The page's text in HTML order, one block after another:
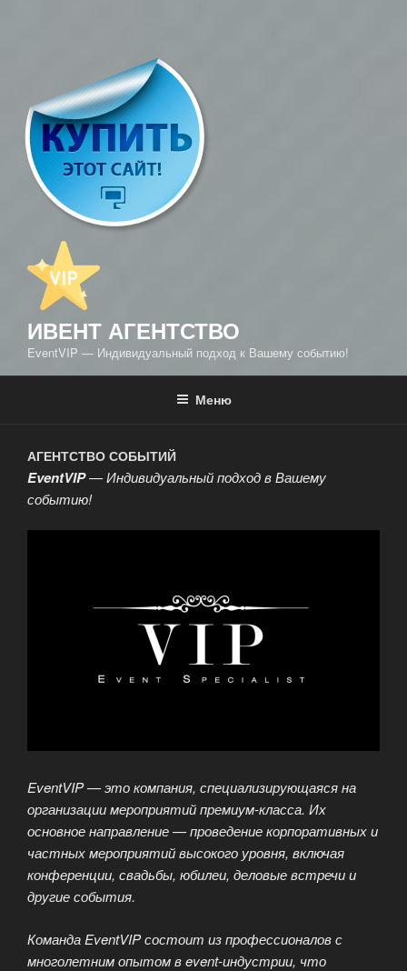
ИВЕНТ АГЕНТСТВО
EventVIP — Индивидуальный подход к Вашему событию!
Меню
АГЕНТСТВО СОБЫТИЙ
EventVIP— Индивидуальный подход в Вашему
событию!
EventVIP — это компания, специализирующаяся на
организации мероприятий премиум-класса. Их
основное направление — проведение корпоративных и
частных мероприятий высокого уровня, включая
конференции, свадьбы, юбилеи, деловые встречи и
другие события.
Команда EventVIP состоит из профессионалов с
многолетним опытом в event-индустрии, что